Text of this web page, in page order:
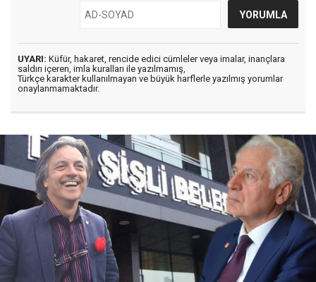
UYARI: Küfür, hakaret, rencide edici cümleler veya imalar, inançlara
saldırı içeren, imla kuralları ile yazılmamış,
Türkçe karakter kullanılmayan ve büyük harflerle yazılmış yorumlar
onaylanmamaktadır.